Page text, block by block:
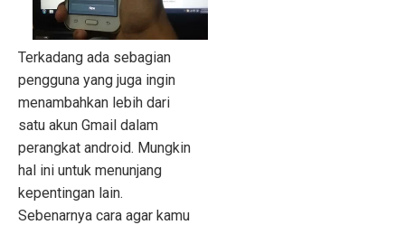
Terkadang ada sebagian
pengguna yang juga ingin
menambahkan lebih dari
satu akun Gmail dalam
perangkat android. Mungkin
hal ini untuk menunjang
kepentingan lain.
Sebenarnya cara agar kamu